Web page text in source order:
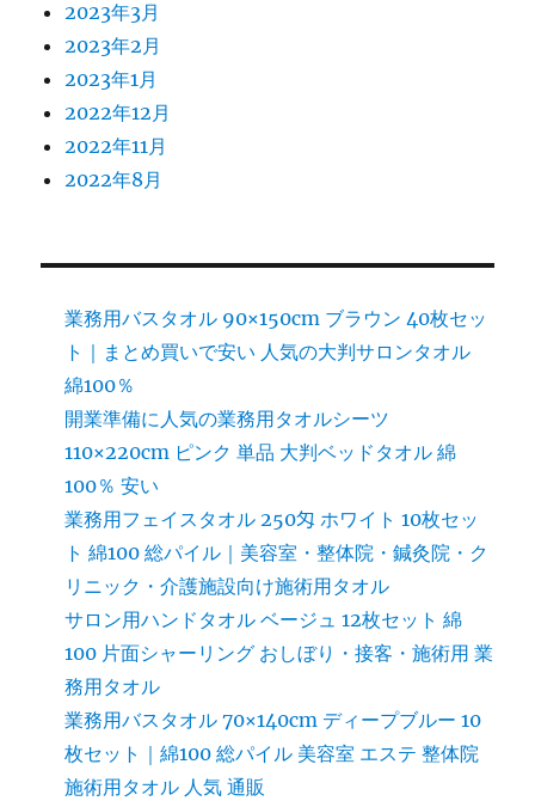
2023年3月
2023年2月
2023年1月
2022年12月
2022年11月
2022年8月
業務用バスタオル 90×150cm ブラウン 40枚セッ
ト｜まとめ買いで安い 人気の大判サロンタオル
綿100％
開業準備に人気の業務用タオルシーツ
110×220cm ピンク 単品 大判ベッドタオル 綿
100％ 安い
業務用フェイスタオル 250匁 ホワイト 10枚セッ
ト 綿100 総パイル｜美容室・整体院・鍼灸院・ク
リニック・介護施設向け施術用タオル
サロン用ハンドタオル ベージュ 12枚セット 綿
100 片面シャーリング おしぼり・接客・施術用 業
務用タオル
業務用バスタオル 70×140cm ディープブルー 10
枚セット｜綿100 総パイル 美容室 エステ 整体院
施術用タオル 人気 通販